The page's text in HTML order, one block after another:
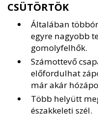
CSÜTÖRTÖK
Általában
egyre nagyobb
gomolyfelhők.
Számottevő
előfordulhat
már akár
Több helyütt
északkeleti szél.